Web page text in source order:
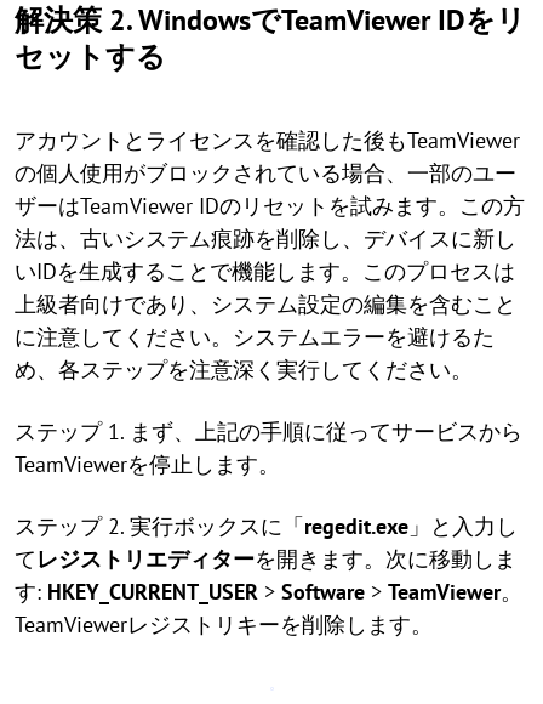
解決策 2. WindowsでTeamViewer IDをリ
セットする
アカウントとライセンスを確認した後もTeamViewer
の個人使用がブロックされている場合、一部のユー
ザーはTeamViewer IDのリセットを試みます。この方
法は、古いシステム痕跡を削除し、デバイスに新し
いIDを生成することで機能します。このプロセスは
上級者向けであり、システム設定の編集を含むこと
に注意してください。システムエラーを避けるた
め、各ステップを注意深く実行してください。
ステップ 1. まず、上記の手順に従ってサービスから
TeamViewerを停止します。
ステップ 2. 実行ボックスに「regedit.exe 」と入力し
てレジストリエディターを開きます。次に移動しま
す: HKEY_CURRENT_USER > Software > TeamViewer。
TeamViewerレジストリキーを削除します。